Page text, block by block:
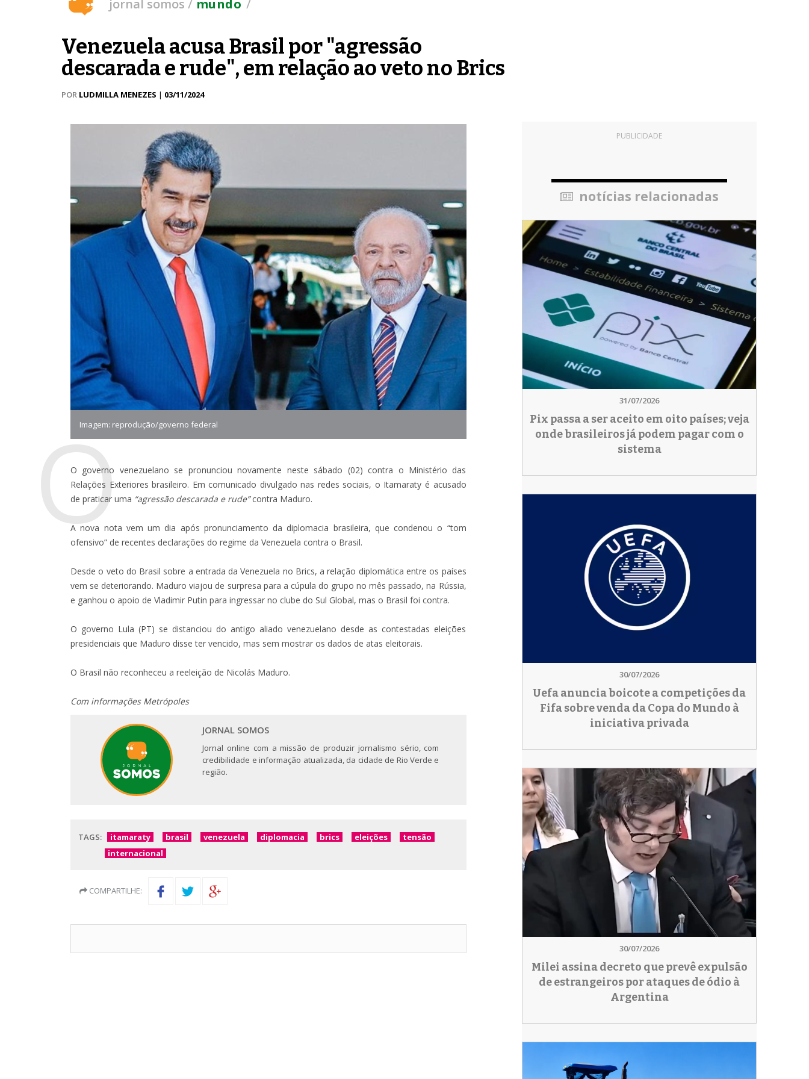
jornal somos mundo
Venezuela acusa Brasil por "agressão
descarada e rude", em relação ao veto no Brics
POR LUDMILLA MENEZES | 03/11/2024
Imagem: reprodução/governo federal
O
O governo venezuelano se pronunciou novamente neste sábado (02) contra o Ministério das
Relações Exteriores brasileiro. Em comunicado divulgado nas redes sociais, o Itamaraty é acusado
de praticar uma “agressão descarada e rude”contra Maduro.
A nova nota vem um dia após pronunciamento da diplomacia brasileira, que condenou o “tom
ofensivo” de recentes declarações do regime da Venezuela contra o Brasil.
Desde o veto do Brasil sobre a entrada da Venezuela no Brics, a relação diplomática entre os países
vem se deteriorando. Maduro viajou de surpresa para a cúpula do grupo no mês passado, na Rússia,
e ganhou o apoio de Vladimir Putin para ingressar no clube do Sul Global, mas o Brasil foi contra.
O governo Lula (PT) se distanciou do antigo aliado venezuelano desde as contestadas eleições
presidenciais que Maduro disse ter vencido, mas sem mostrar os dados de atas eleitorais.
O Brasil não reconheceu a reeleição de Nicolás Maduro.
Com informações Metrópoles
JORNAL SOMOS
Jornal online com a missão de produzir jornalismo sério, com
credibilidade e informação atualizada, da cidade de Rio Verde e
região.
TAGS: itamaraty brasil venezuela diplomacia brics eleições
tensão
internacional
COMPARTILHE:
PUBLICIDADE
notícias relacionadas
31/07/2026
Pix passa a ser aceito em oito países; veja
onde brasileiros já podem pagar com o
sistema
30/07/2026
Uefa anuncia boicote a competições da
Fifa sobre venda da Copa do Mundo à
iniciativa privada
30/07/2026
Milei assina decreto que prevê expulsão
de estrangeiros por ataques de ódio à
Argentina